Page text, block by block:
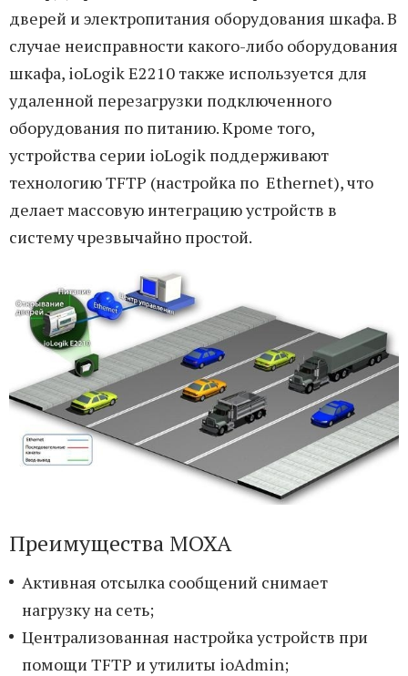
дверей и электропитания оборудования шкафа. В
случае неисправности какого-либо оборудования
шкафа, ioLogik E2210 также используется для
удаленной перезагрузки подключенного
оборудования по питанию. Кроме того,
устройства серии ioLogik поддерживают
технологию TFTP (настройка по Ethernet), что
делает массовую интеграцию устройств в
систему чрезвычайно простой.
Преимущества MOXA
Активная отсылка сообщений снимает
нагрузку на сеть;
Централизованная настройка устройств при
помощи TFTP и утилиты ioAdmin;